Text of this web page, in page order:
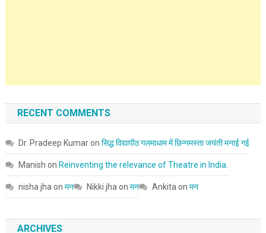
RECENT COMMENTS
Dr. Pradeep Kumaron सिद्ध विद्यापीठ गलमाधाम में छिन्नमस्ता जयंती मनाई गई
Manish on Reinventing the relevance of Theatre in India.
nisha jha on मन Nikki jha on मन Ankita on मन
ARCHIVES